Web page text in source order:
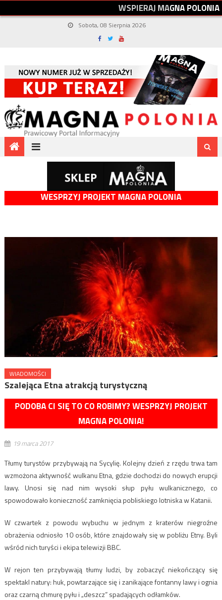
WSPIERAJMAGNAPOLONIA
Sobota, 08 Sierpnia 2026
WESPRZYJ PROJEKT MAGNA POLONIA
WIADOMOŚCI
Szalejąca Etna atrakcją turystyczną
PODOBA CI SIĘ TO CO ROBIMY? WESPRZYJ PROJEKT
MAGNA POLONIA!
19 marca 2017
Tłumy turystów przybywają na Sycylię. Kolejny dzień z rzędu trwa tam
wzmożona aktywność wulkanu Etna, gdzie dochodzi do nowych erupcji
lawy. Unosi się nad nim wysoki słup pyłu wulkanicznego, co
spowodowało konieczność zamknięcia pobliskiego lotniska w Katanii.
W czwartek z powodu wybuchu w jednym z kraterów niegroźne
obrażenia odniosło 10 osób, które znajdowały się w pobliżu Etny. Byli
wśród nich turyści i ekipa telewizji BBC.
W rejon ten przybywają tłumy ludzi, by zobaczyć niekończący się
spektakl natury: huk, powtarzające się i zanikające fontanny lawy i ognia
oraz czarną chmurę pyłu i „deszcz” spadających odłamków.